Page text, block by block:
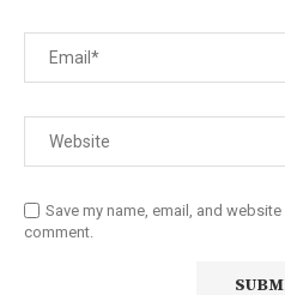
Save my name, email, and
comment.